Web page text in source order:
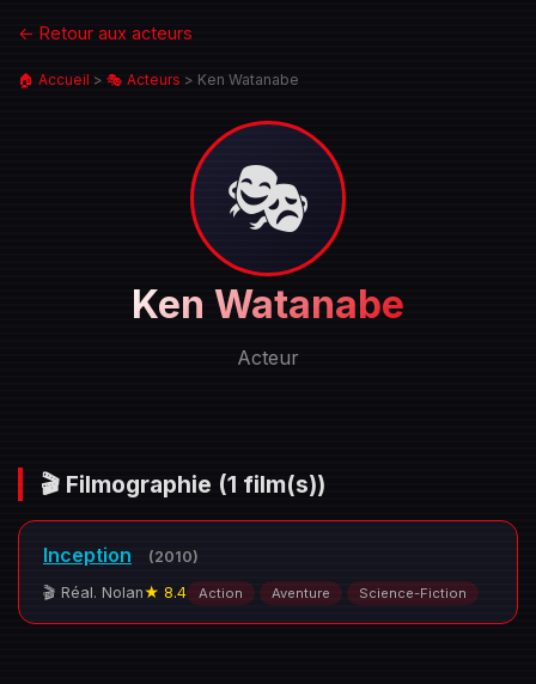
← Retour aux acteurs
🏠 Accueil > 🎭 Acteurs > Ken Watanabe
🎭
Portrait
de
Ken Watanabe
Acteur
🎬 Filmographie (1 film(s))
Inception
(2010)
🎬 Réal. Nolan★ 8.4 Action Aventure Science-Fiction